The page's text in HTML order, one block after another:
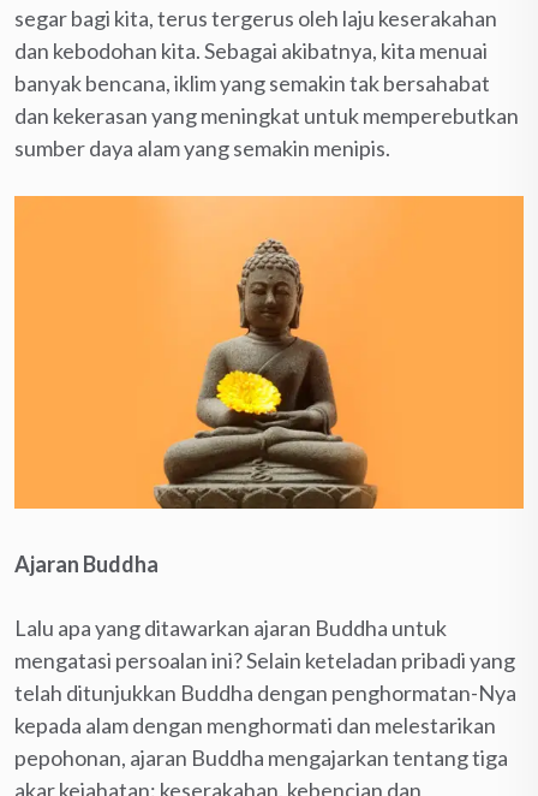
segar bagi kita, terus tergerus oleh laju keserakahan
dan kebodohan kita. Sebagai akibatnya, kita menuai
banyak bencana, iklim yang semakin tak bersahabat
dan kekerasan yang meningkat untuk memperebutkan
sumber daya alam yang semakin menipis.
Ajaran Buddha
Lalu apa yang ditawarkan ajaran Buddha untuk
mengatasi persoalan ini? Selain keteladan pribadi yang
telah ditunjukkan Buddha dengan penghormatan-Nya
kepada alam dengan menghormati dan melestarikan
pepohonan, ajaran Buddha mengajarkan tentang tiga
akar kejahatan: keserakahan, kebencian dan